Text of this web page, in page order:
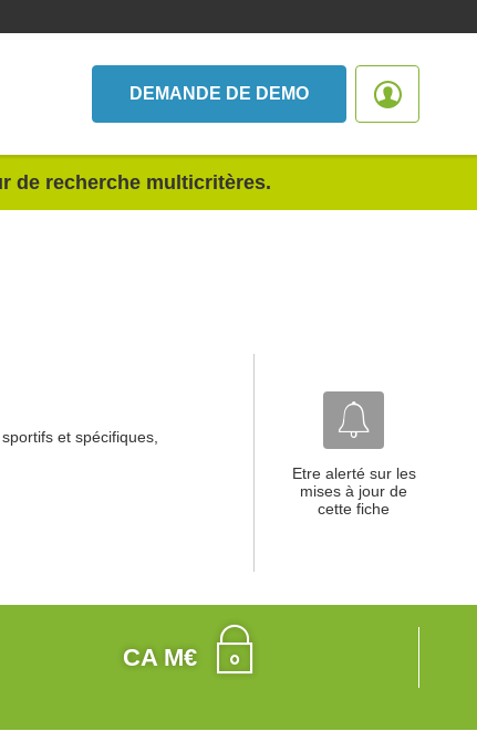
DEMANDE DE DEMO
de recherche multicritères.
et spécifiques,
Etre alerté sur les
mises à jour de
cette fiche
CA M€